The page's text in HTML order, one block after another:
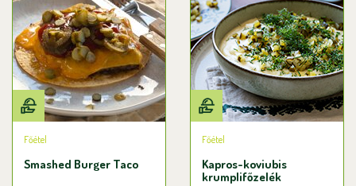
Főétel
Smashed Burger Taco
Főétel
Kapros-koviubis
krumplifőzelék